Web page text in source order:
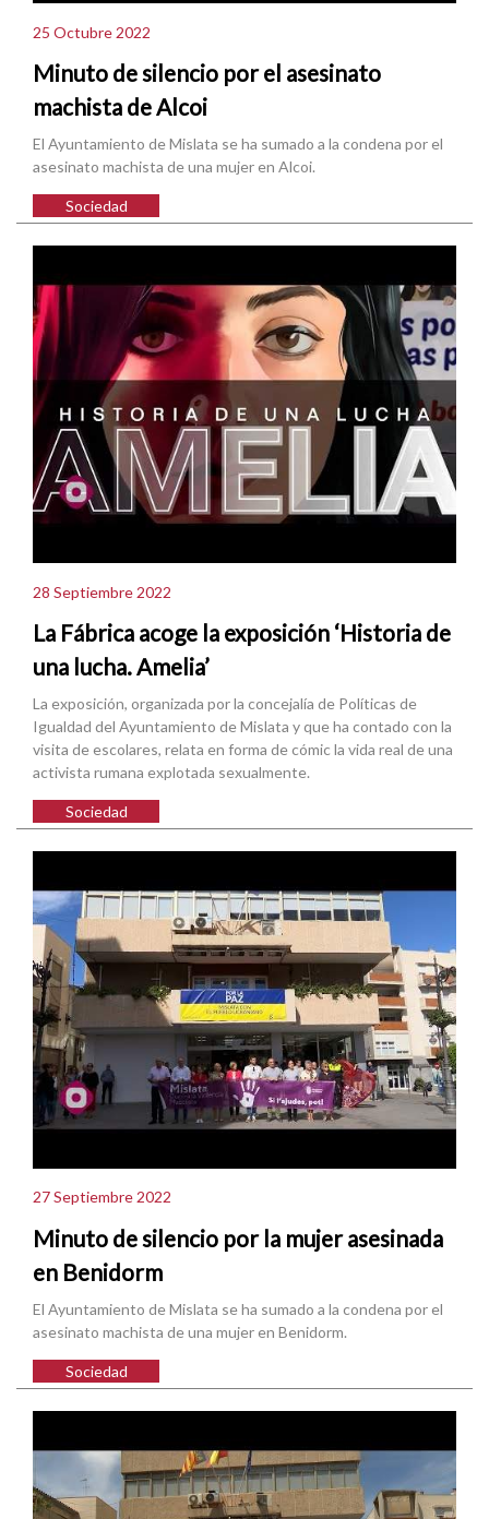
25 Octubre 2022
Minuto de silencio por el asesinato
machista de Alcoi
El Ayuntamiento de Mislata se ha sumado a la condena por el
asesinato machista de una mujer en Alcoi.
Sociedad
28 Septiembre 2022
La Fábrica acoge la exposición ‘Historia de
una lucha. Amelia’
La exposición, organizada por la concejalía de Políticas de
Igualdad del Ayuntamiento de Mislata y que ha contado con la
visita de escolares, relata en forma de cómic la vida real de una
activista rumana explotada sexualmente.
Sociedad
27 Septiembre 2022
Minuto de silencio por la mujer asesinada
en Benidorm
El Ayuntamiento de Mislata se ha sumado a la condena por el
asesinato machista de una mujer en Benidorm.
Sociedad